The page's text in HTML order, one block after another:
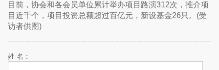
目前，协会和各会员单位累计举办项目路演312次，推介项
目近千个，项目投资总额超过百亿元，新设基金26只。(受
访者供图)
姓 名：